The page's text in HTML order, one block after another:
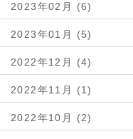
2023年02月 (6)
2023年01月 (5)
2022年12月 (4)
2022年11月 (1)
2022年10月 (2)